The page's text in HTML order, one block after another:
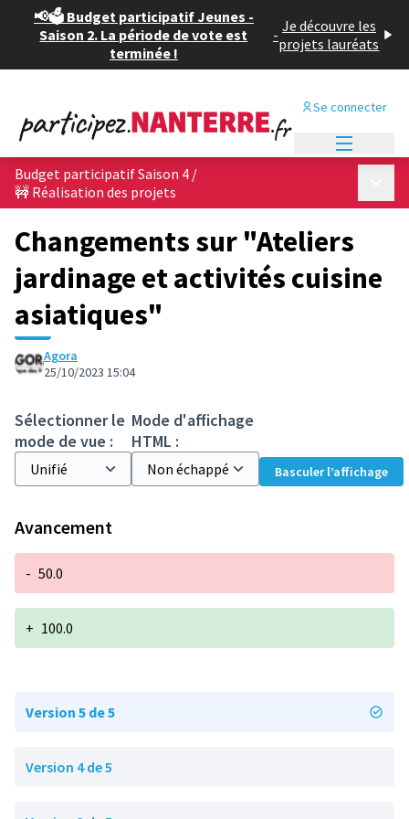
📢🗳️ Budget participatif Jeunes -
Saison 2. La période de vote est
terminée !
- Je découvre les
projets lauréats
Se connecter
Budget participatif Saison 4 /
🚧 Réalisation des projets
Changements sur "Ateliers
jardinage et activités cuisine
asiatiques"
Agora
25/10/2023 15:04
Sélectionner le
mode de vue :
Mode d'affichage
HTML :
Basculer l’affichage
Avancement
- 50.0
+ 100.0
Version 5 de 5
Version 4 de 5